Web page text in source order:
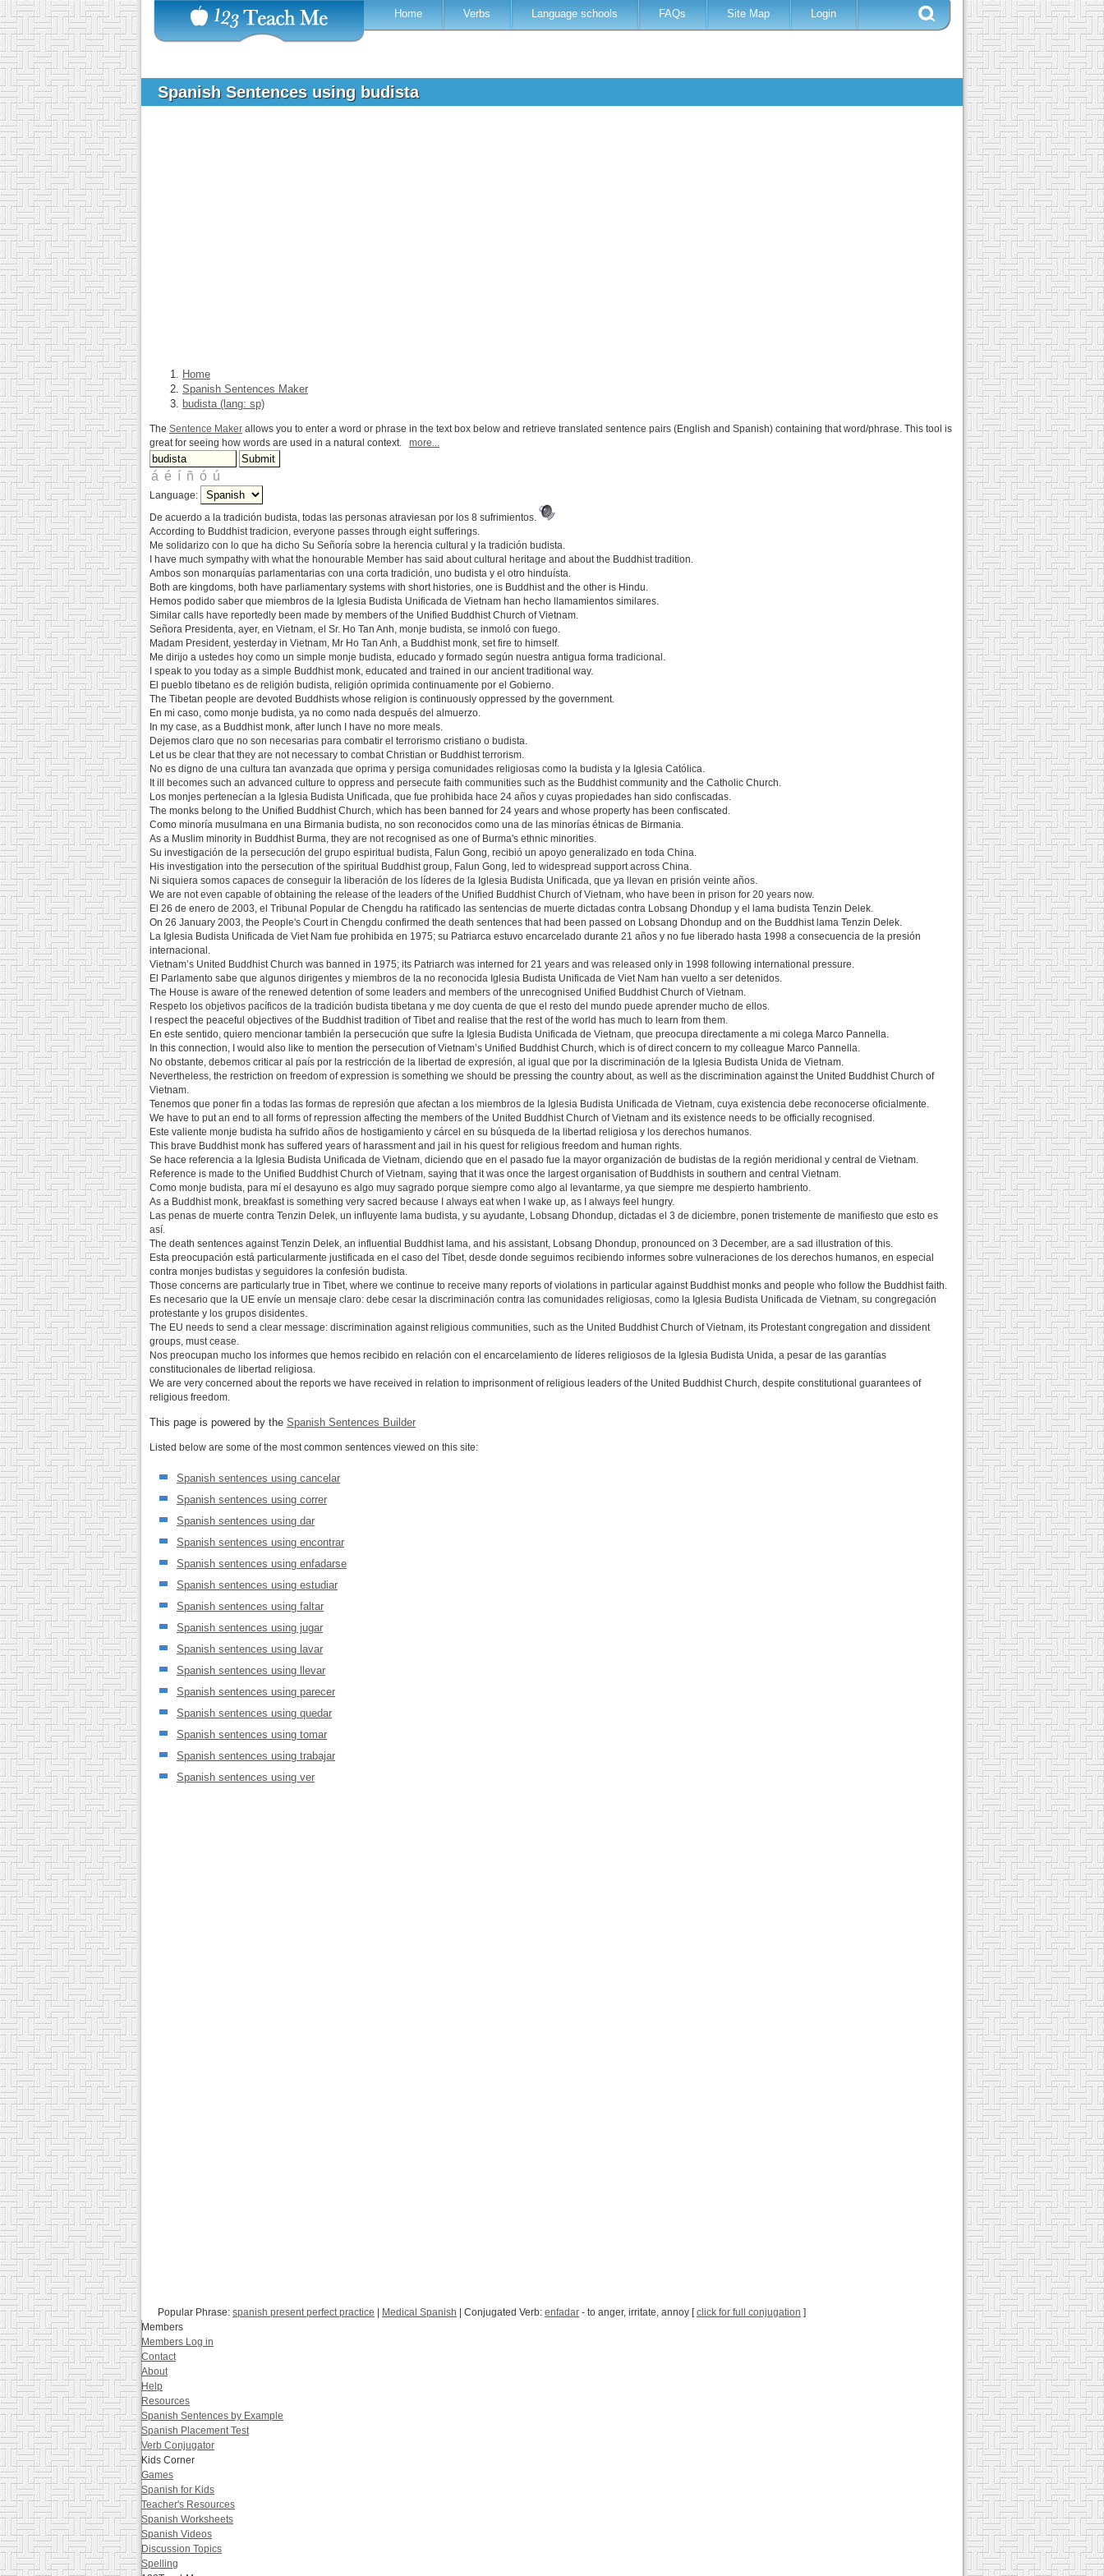
Home Verbs Language schools FAQs Site Map Login
Spanish Sentences using budista
Home
Spanish Sentences Maker
budista (lang: sp)
The Sentence Maker allows you to enter a word or phrase in the text box below and retrieve translated sentence pairs (English and Spanish) containing that word/phrase. This tool is
great for seeing how words are used in a natural context. more...
Language:
De acuerdo a la tradición budista, todas las personas atraviesan por los 8 sufrimientos.
According to Buddhist tradicion, everyone passes through eight sufferings.
Me solidarizo con lo que ha dicho Su Señoría sobre la herencia cultural y la tradición budista.
I have much sympathy with what the honourable Member has said about cultural heritage and about the Buddhist tradition.
Ambos son monarquías parlamentarias con una corta tradición, uno budista y el otro hinduísta.
Both are kingdoms, both have parliamentary systems with short histories, one is Buddhist and the other is Hindu.
Hemos podido saber que miembros de la Iglesia Budista Unificada de Vietnam han hecho llamamientos similares.
Similar calls have reportedly been made by members of the Unified Buddhist Church of Vietnam.
Señora Presidenta, ayer, en Vietnam, el Sr. Ho Tan Anh, monje budista, se inmoló con fuego.
Madam President, yesterday in Vietnam, Mr Ho Tan Anh, a Buddhist monk, set fire to himself.
Me dirijo a ustedes hoy como un simple monje budista, educado y formado según nuestra antigua forma tradicional.
I speak to you today as a simple Buddhist monk, educated and trained in our ancient traditional way.
El pueblo tibetano es de religión budista, religión oprimida continuamente por el Gobierno.
The Tibetan people are devoted Buddhists whose religion is continuously oppressed by the government.
En mi caso, como monje budista, ya no como nada después del almuerzo.
In my case, as a Buddhist monk, after lunch I have no more meals.
Dejemos claro que no son necesarias para combatir el terrorismo cristiano o budista.
Let us be clear that they are not necessary to combat Christian or Buddhist terrorism.
No es digno de una cultura tan avanzada que oprima y persiga comunidades religiosas como la budista y la Iglesia Católica.
It ill becomes such an advanced culture to oppress and persecute faith communities such as the Buddhist community and the Catholic Church.
Los monjes pertenecían a la Iglesia Budista Unificada, que fue prohibida hace 24 años y cuyas propiedades han sido confiscadas.
The monks belong to the Unified Buddhist Church, which has been banned for 24 years and whose property has been confiscated.
Como minoría musulmana en una Birmania budista, no son reconocidos como una de las minorías étnicas de Birmania.
As a Muslim minority in Buddhist Burma, they are not recognised as one of Burma's ethnic minorities.
Su investigación de la persecución del grupo espiritual budista, Falun Gong, recibió un apoyo generalizado en toda China.
His investigation into the persecution of the spiritual Buddhist group, Falun Gong, led to widespread support across China.
Ni siquiera somos capaces de conseguir la liberación de los líderes de la Iglesia Budista Unificada, que ya llevan en prisión veinte años.
We are not even capable of obtaining the release of the leaders of the Unified Buddhist Church of Vietnam, who have been in prison for 20 years now.
El 26 de enero de 2003, el Tribunal Popular de Chengdu ha ratificado las sentencias de muerte dictadas contra Lobsang Dhondup y el lama budista Tenzin Delek.
On 26 January 2003, the People's Court in Chengdu confirmed the death sentences that had been passed on Lobsang Dhondup and on the Buddhist lama Tenzin Delek.
La Iglesia Budista Unificada de Viet Nam fue prohibida en 1975; su Patriarca estuvo encarcelado durante 21 años y no fue liberado hasta 1998 a consecuencia de la presión
internacional.
Vietnam’s United Buddhist Church was banned in 1975; its Patriarch was interned for 21 years and was released only in 1998 following international pressure.
El Parlamento sabe que algunos dirigentes y miembros de la no reconocida Iglesia Budista Unificada de Viet Nam han vuelto a ser detenidos.
The House is aware of the renewed detention of some leaders and members of the unrecognised Unified Buddhist Church of Vietnam.
Respeto los objetivos pacíficos de la tradición budista tibetana y me doy cuenta de que el resto del mundo puede aprender mucho de ellos.
I respect the peaceful objectives of the Buddhist tradition of Tibet and realise that the rest of the world has much to learn from them.
En este sentido, quiero mencionar también la persecución que sufre la Iglesia Budista Unificada de Vietnam, que preocupa directamente a mi colega Marco Pannella.
In this connection, I would also like to mention the persecution of Vietnam’s Unified Buddhist Church, which is of direct concern to my colleague Marco Pannella.
No obstante, debemos criticar al país por la restricción de la libertad de expresión, al igual que por la discriminación de la Iglesia Budista Unida de Vietnam.
Nevertheless, the restriction on freedom of expression is something we should be pressing the country about, as well as the discrimination against the United Buddhist Church of
Vietnam.
Tenemos que poner fin a todas las formas de represión que afectan a los miembros de la Iglesia Budista Unificada de Vietnam, cuya existencia debe reconocerse oficialmente.
We have to put an end to all forms of repression affecting the members of the United Buddhist Church of Vietnam and its existence needs to be officially recognised.
Este valiente monje budista ha sufrido años de hostigamiento y cárcel en su búsqueda de la libertad religiosa y los derechos humanos.
This brave Buddhist monk has suffered years of harassment and jail in his quest for religious freedom and human rights.
Se hace referencia a la Iglesia Budista Unificada de Vietnam, diciendo que en el pasado fue la mayor organización de budistas de la región meridional y central de Vietnam.
Reference is made to the Unified Buddhist Church of Vietnam, saying that it was once the largest organisation of Buddhists in southern and central Vietnam.
Como monje budista, para mí el desayuno es algo muy sagrado porque siempre como algo al levantarme, ya que siempre me despierto hambriento.
As a Buddhist monk, breakfast is something very sacred because I always eat when I wake up, as I always feel hungry.
Las penas de muerte contra Tenzin Delek, un influyente lama budista, y su ayudante, Lobsang Dhondup, dictadas el 3 de diciembre, ponen tristemente de manifiesto que esto es
así.
The death sentences against Tenzin Delek, an influential Buddhist lama, and his assistant, Lobsang Dhondup, pronounced on 3 December, are a sad illustration of this.
Esta preocupación está particularmente justificada en el caso del Tíbet, desde donde seguimos recibiendo informes sobre vulneraciones de los derechos humanos, en especial
contra monjes budistas y seguidores la confesión budista.
Those concerns are particularly true in Tibet, where we continue to receive many reports of violations in particular against Buddhist monks and people who follow the Buddhist faith.
Es necesario que la UE envíe un mensaje claro: debe cesar la discriminación contra las comunidades religiosas, como la Iglesia Budista Unificada de Vietnam, su congregación
protestante y los grupos disidentes.
The EU needs to send a clear message: discrimination against religious communities, such as the United Buddhist Church of Vietnam, its Protestant congregation and dissident
groups, must cease.
Nos preocupan mucho los informes que hemos recibido en relación con el encarcelamiento de líderes religiosos de la Iglesia Budista Unida, a pesar de las garantías
constitucionales de libertad religiosa.
We are very concerned about the reports we have received in relation to imprisonment of religious leaders of the United Buddhist Church, despite constitutional guarantees of
religious freedom.
This page is powered by the Spanish Sentences Builder
Listed below are some of the most common sentences viewed on this site:
Spanish sentences using cancelar
Spanish sentences using correr
Spanish sentences using dar
Spanish sentences using encontrar
Spanish sentences using enfadarse
Spanish sentences using estudiar
Spanish sentences using faltar
Spanish sentences using jugar
Spanish sentences using lavar
Spanish sentences using llevar
Spanish sentences using parecer
Spanish sentences using quedar
Spanish sentences using tomar
Spanish sentences using trabajar
Spanish sentences using ver
Popular Phrase: spanish present perfect practice Medical Spanish | Conjugated Verb: enfadar - to anger, irritate, annoy [click for full conjugation ]
Members
Members Log in
Contact
About
Help
Resources
Spanish Sentences by Example
Spanish Placement Test
Verb Conjugator
Kids Corner
Games
Spanish for Kids
Teacher's Resources
Spanish Worksheets
Spanish Videos
Discussion Topics
Spelling